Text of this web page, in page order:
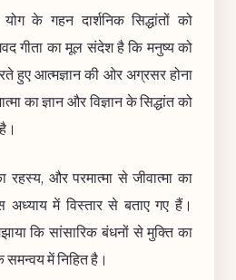
के गहन दार्शनिक सिद्धांतों को
गीता का मूल संदेश है कि मनुष्य को
हुए आत्मज्ञान की ओर अग्रसर होना
का ज्ञान और विज्ञान के सिद्धांत को
रहस्य, और परमात्मा से जीवात्मा का
में विस्तार से बताए गए हैं।
कि सांसारिक बंधनों से मुक्ति का
समन्वय में निहित है।